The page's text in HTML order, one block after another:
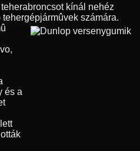
kínál nehéz
számára.
és a